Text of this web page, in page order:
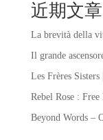
近期文章
La brevità della
Il grande
Les Frères
Rebel Rose : Free
Beyond Words –